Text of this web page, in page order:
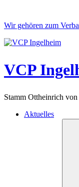
content
Wir gehören zum
VCP
Stamm Ottheinrich
Aktuelles